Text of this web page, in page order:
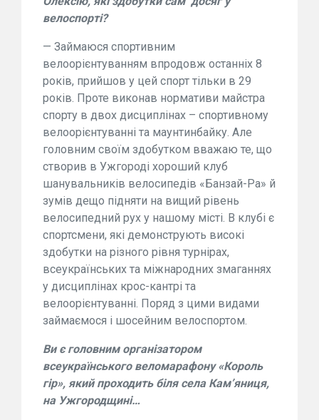
велоспорті?
— Займаюся спортивним
велоорієнтуванням впродовж останніх 8
років, прийшов у цей спорт тільки в 29
років. Проте виконав нормативи майстра
спорту в двох дисциплінах – спортивному
велоорієнтуванні та маунтинбайку. Але
головним своїм здобутком вважаю те, що
створив в Ужгороді хороший клуб
шанувальників велосипедів «Банзай-Ра» й
зумів дещо підняти на вищий рівень
велосипедний рух у нашому місті. В клубі є
спортсмени, які демонструють високі
здобутки на різного рівня турнірах,
всеукраїнських та міжнародних змаганнях
у дисциплінах крос-кантрі та
велоорієнтуванні. Поряд з цими видами
займаємося і шосейним велоспортом.
Ви є головним організатором
всеукраїнського веломарафону «Король
гір», який проходить біля села Кам’яниця,
на Ужгородщині…